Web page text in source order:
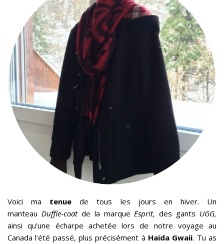
Voici ma tenue de tous les jours en hiver. Un
manteau Duffle-coat de la marqueEsprit,des gants UGG,
ainsi qu’une écharpe achetée lors de notre voyage au
Canada l’été passé, plus précisément à Haida Gwaii. Tu as